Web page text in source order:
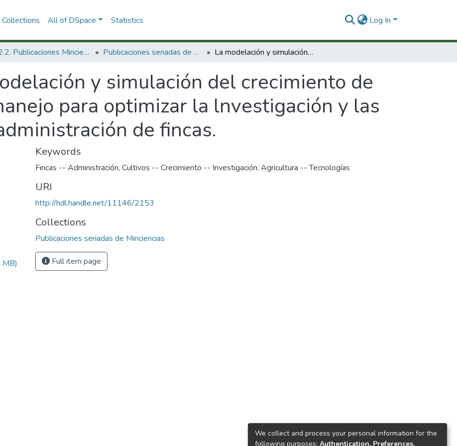
All of DSpace Statistics Log In
3.2.2. Publicaciones Minciencias Publicaciones seriadas de Minciencias La modelación y simulación del crecimiento de los cultivos. Un manejo para optimizar la lnvestigación y las decisiones en la administración de fincas.
y simulación del crecimiento de
para optimizar la lnvestigación y las
de fincas.
Keywords
Fincas -- Administración, Cultivos -- Crecimiento -- Investigación, Agricultura -- Tecnologías
URI
http://hdl.handle.net/11146/2153
Collections
Publicaciones seriadas de Minciencias
Full item page
We collect and process your personal information for the
following purposes: Authentication, Preferences,